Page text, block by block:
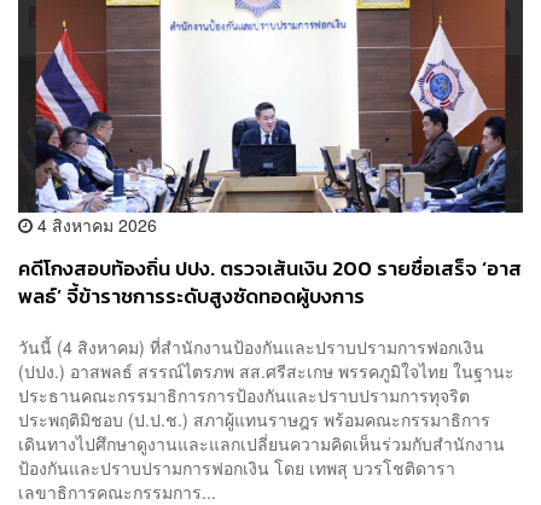
4 สิงหาคม 2026
คดีโกงสอบท้องถิ่น ปปง. ตรวจเส้นเงิน 200 รายชื่อเสร็จ ‘อาส
พลธ์’ จี้ข้าราชการระดับสูงซัดทอดผู้บงการ
วันนี้ (4 สิงหาคม) ที่สำนักงานป้องกันและปราบปรามการฟอกเงิน
(ปปง.) อาสพลธ์ สรรณ์ไตรภพ สส.ศรีสะเกษ พรรคภูมิใจไทย ในฐานะ
ประธานคณะกรรมาธิการการป้องกันและปราบปรามการทุจริต
ประพฤติมิชอบ (ป.ป.ช.) สภาผู้แทนราษฎร พร้อมคณะกรรมาธิการ
เดินทางไปศึกษาดูงานและแลกเปลี่ยนความคิดเห็นร่วมกับสำนักงาน
ป้องกันและปราบปรามการฟอกเงิน โดย เทพสุ บวรโชติดารา
เลขาธิการคณะกรรมการ...